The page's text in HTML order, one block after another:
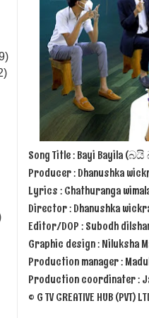
Song Lyrics - පෙම්වන්තියේ ගීතයේ පද
Song Lyrics - මනෝභව ගීතයේ පද පෙළ
Song Lyrics - ආකාහේ ඉඳලා ගීතයේ
Lyrics - රාවය ගීතයේ පද පෙළ
Song Lyrics - සද්දෙට දෙන්න ගීතයේ
Lyrics - කාලය ගීතයේ පද පෙළ
Lyrics - අරමුණ ගීතයේ පද පෙළ
Hithila Song Lyrics - සඳට දුක
Lyrics - සිහින ගීතයේ පද පෙළ
Lyrics - ෆාදර් ගීතයේ පද පෙළ
Mawa Song Lyrics - දන්නවාද මාව
Song Title : Bayi Bayila
Producer : Dhanushka
Lyrics : Chathuranga
Director : Dhanushka
Editor/DOP : Subodh
Graphic design : Niluksha
Production manager :
Production coordinater :
©️ G TV CREATIVE HUB (PVT)